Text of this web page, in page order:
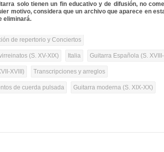
solo tienen un fin educativo y de difusión, no
motivo, considera que un archivo que aparece en
eliminará.
de repertorio y Conciertos
(S. XV-XIX) Italia Guitarra Española (S.
XVIII) Transcripciones y arreglos
de cuerda pulsada Guitarra moderna (S. XIX-XX)